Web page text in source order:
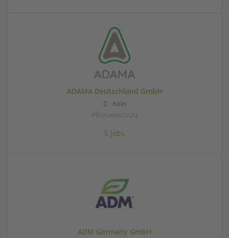
ADAMA Deutschland GmbH
Köln
Pflanzenschutz
5 Jobs
ADM Germany GmbH